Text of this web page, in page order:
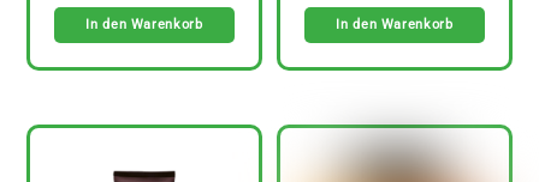
In den Warenkorb In den Warenkorb